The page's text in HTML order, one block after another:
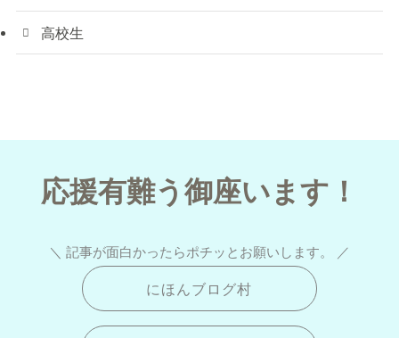
高校生
応援有難う御座います！
＼ 記事が面白かったらポチッとお願いします。 ／
にほんブログ村